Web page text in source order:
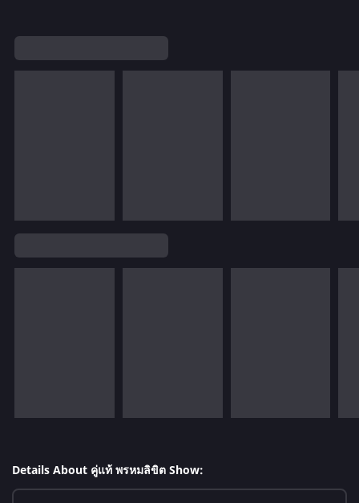
Details About คู่แท้ พรหมลิขิต Show: